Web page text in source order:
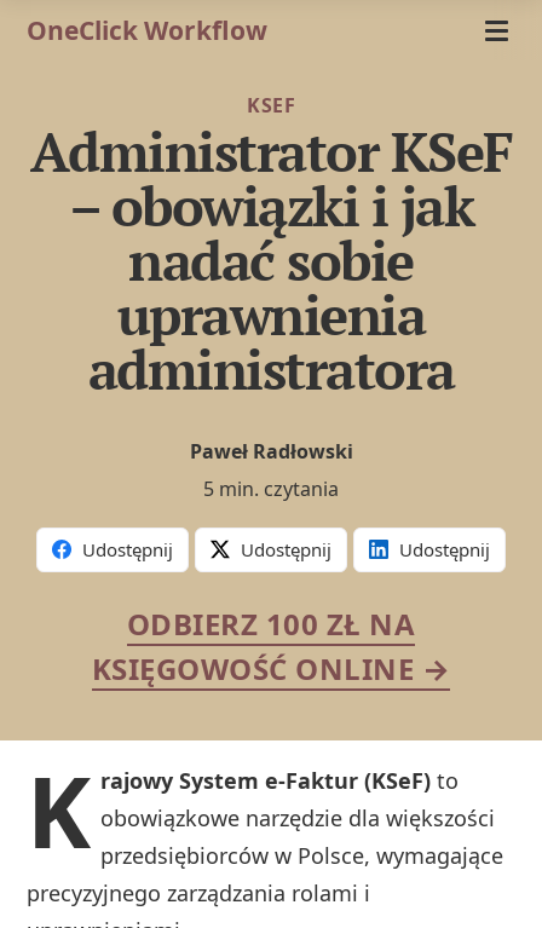
OneClick Workflow
KSEF
Administrator KSeF
– obowiązki i jak
nadać sobie
uprawnienia
administratora
Paweł Radłowski
5 min. czytania
Udostępnij Udostępnij Udostępnij
ODBIERZ 100 ZŁ NA
KSIĘGOWOŚĆ ONLINE →
K rajowy System e-Faktur (KSeF) to
obowiązkowe narzędzie dla większości
przedsiębiorców w Polsce, wymagające
precyzyjnego zarządzania rolami i